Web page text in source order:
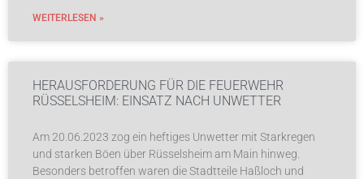
WEITERLESEN »
HERAUSFORDERUNG FÜR DIE FEUERWEHR
RÜSSELSHEIM: EINSATZ NACH UNWETTER
Am 20.06.2023 zog ein heftiges Unwetter mit Starkregen
und starken Böen über Rüsselsheim am Main hinweg.
Besonders betroffen waren die Stadtteile Haßloch und